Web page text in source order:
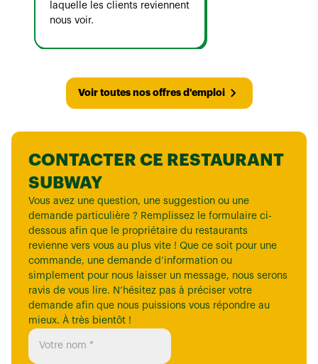
laquelle les clients reviennent
nous voir.
Voir toutes nos offres d'emploi
CONTACTER CE RESTAURANT
SUBWAY
Vous avez une question, une suggestion ou une
demande particulière ? Remplissez le formulaire ci-
dessous afin que le propriétaire du restaurants
revienne vers vous au plus vite ! Que ce soit pour une
commande, une demande d’information ou
simplement pour nous laisser un message, nous serons
ravis de vous lire. N’hésitez pas à préciser votre
demande afin que nous puissions vous répondre au
mieux. À très bientôt !